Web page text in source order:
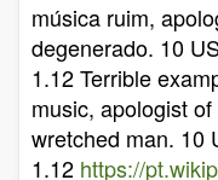
música ruim,
degenerado. 10
1.12 Terrible
music, apologist
wretched man. 10
1.12 https://